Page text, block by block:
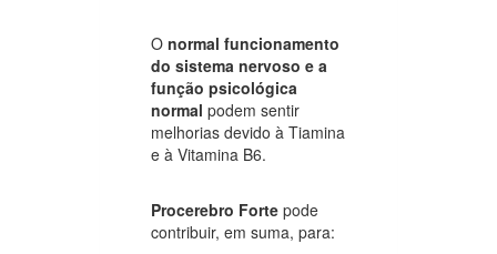
O normal funcionamento
do sistema nervoso e a
função psicológica
normal podem sentir
melhorias devido à Tiamina
e à Vitamina B6.
Procerebro Forte pode
contribuir, em suma, para: